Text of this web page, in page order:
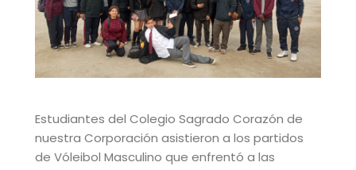
Estudiantes del Colegio Sagrado Corazón de
nuestra Corporación asistieron a los partidos
de Vóleibol Masculino que enfrentó a las